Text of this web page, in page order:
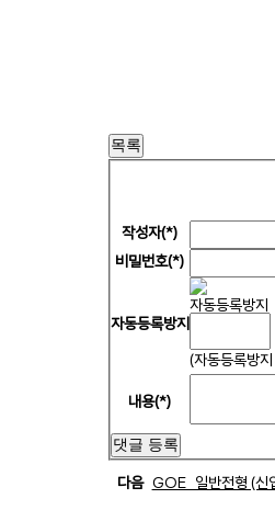
목록
작성자(*)
비밀번호(*)
자동등록방지
(자동등록방
내용(*)
댓글 등록
다음 GOE_일반전형 (신